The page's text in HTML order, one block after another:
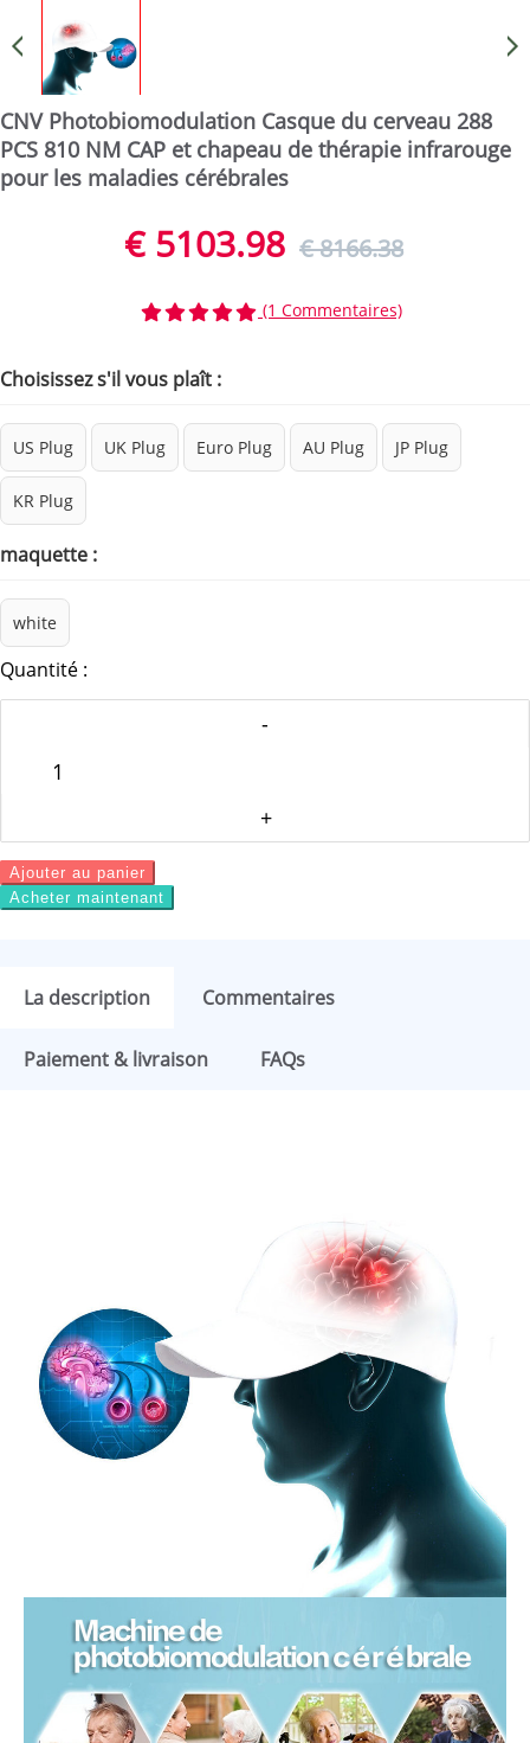
CNV Photobiomodulation Casque du cerveau 288
PCS 810 NM CAP et chapeau de thérapie infrarouge
pour les maladies cérébrales
€ 5103.98 € 8166.38
(1 Commentaires)
Choisissez s'il vous plaît :
US Plug UK Plug Euro Plug AU Plug JP Plug
KR Plug
maquette :
white
Quantité :
Ajouter au panier
Acheter maintenant
La description Commentaires
Paiement & livraison FAQs